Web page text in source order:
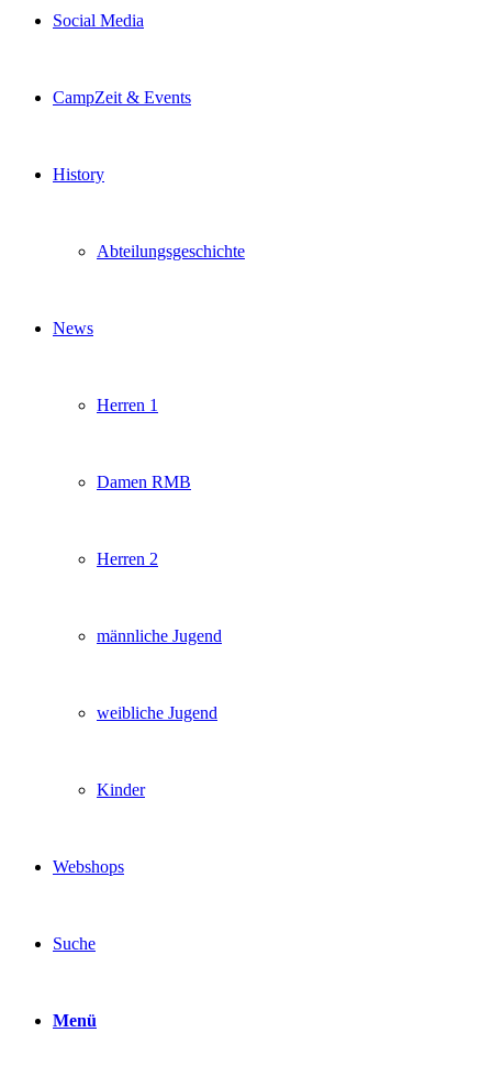
Social Media
CampZeit & Events
History
Abteilungsgeschichte
News
Herren 1
Damen RMB
Herren 2
männliche Jugend
weibliche Jugend
Kinder
Webshops
Suche
Menü